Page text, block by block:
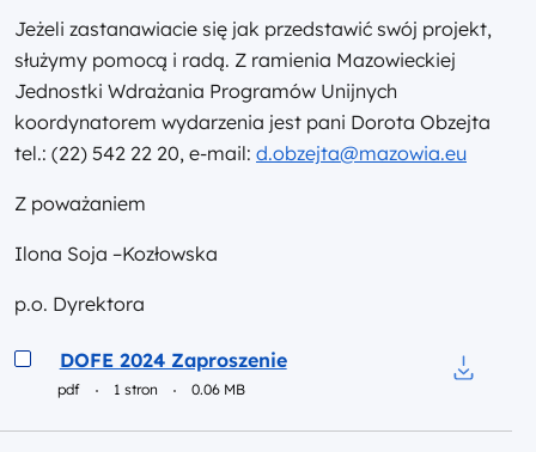
Jeżeli zastanawiacie się jak przedstawić swój projekt,
służymy pomocą i radą. Z ramienia Mazowieckiej
Jednostki Wdrażania Programów Unijnych
koordynatorem wydarzenia jest pani Dorota Obzejta
tel.: (22) 542 22 20, e-mail: d.obzejta@mazowia.eu
Z poważaniem
Ilona Soja –Kozłowska
p.o. Dyrektora
Podgląd
DOFE 2024 Zaproszenie
pdf 1 stron 0.06 MB